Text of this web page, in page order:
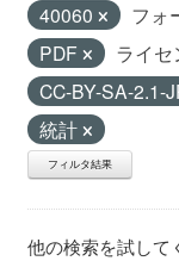
40060
フォ
PDF
ライセ
CC-BY-SA-2.1-
統計
フィルタ結果
他の検索を試して